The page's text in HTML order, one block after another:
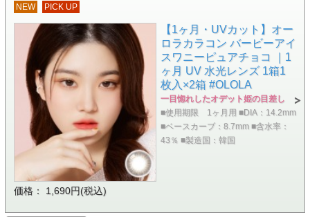
NEW PICK UP
【1ヶ月・UVカット】オー
ロラカラコン バービーアイ
スワニーピュアチョコ ｜1
ヶ月 UV 水光レンズ 1箱1
枚入×2箱 #OLOLA
一目惚れしたオデット姫の目差し
■使用期限 1ヶ月用 ■DIA：14.2mm
■ベースカーブ：8.7mm ■含水率：
43％ ■製造国：韓国
価格： 1,690円(税込)